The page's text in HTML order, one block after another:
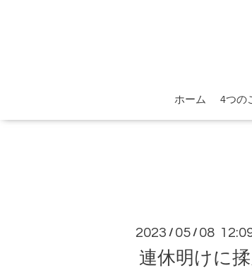
ホーム 4つの
2023 / 05 / 08
連休明けに